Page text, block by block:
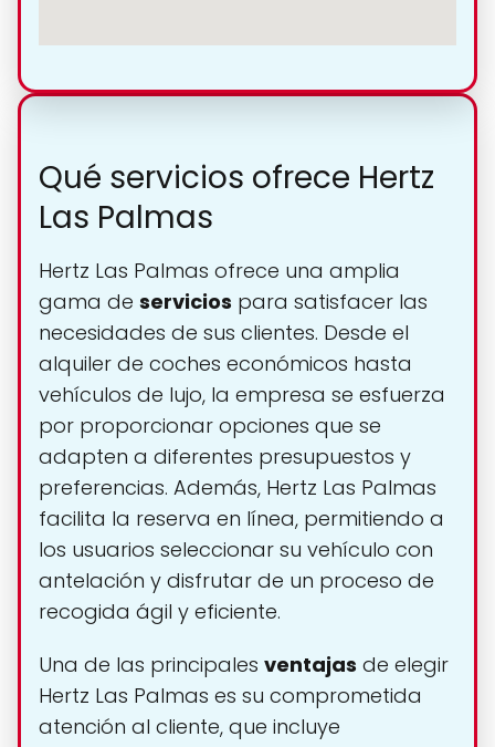
Qué servicios ofrece Hertz
Las Palmas
Hertz Las Palmas ofrece una amplia
gama de servicios para satisfacer las
necesidades de sus clientes. Desde el
alquiler de coches económicos hasta
vehículos de lujo, la empresa se esfuerza
por proporcionar opciones que se
adapten a diferentes presupuestos y
preferencias. Además, Hertz Las Palmas
facilita la reserva en línea, permitiendo a
los usuarios seleccionar su vehículo con
antelación y disfrutar de un proceso de
recogida ágil y eficiente.
Una de las principales ventajas de elegir
Hertz Las Palmas es su comprometida
atención al cliente, que incluye